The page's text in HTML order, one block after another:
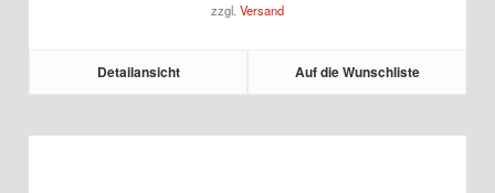
zzgl. Versand
Detailansicht Auf die Wunschliste